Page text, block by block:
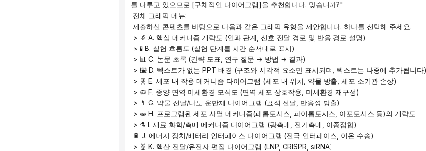
를 다루고 있으므로 [구체적인 다이어그램]을 추천합니다. 맞습니까?"
전체 그래픽 메뉴:
제출하신 콘텐츠를 바탕으로 다음과 같은 그래픽 유형을 제안합니다. 하나를 선택해 주세요.
> 🔬 A. 핵심 메커니즘 개략도 (인과 관계, 신호 전달 경로 및 반응 경로 설명)
> 🧪 B. 실험 흐름도 (실험 단계를 시간 순서대로 표시)
> 📊 C. 논문 초록 (간략 도표, 연구 질문 → 방법 → 결과)
> 🖼️ D. 텍스트가 없는 PPT 배경 (구조와 시각적 요소만 표시되며, 텍스트는 나중에 추가됩니다)
> 🧬 E. 세포 내 작용 메커니즘 다이어그램 (세포 내 위치, 약물 방출, 세포 소기관 손상)
> 🦠 F. 종양 면역 미세환경 모식도 (면역 세포 상호작용, 미세환경 재구성)
> 💊 G. 약물 전달/나노 운반체 다이어그램 (표적 전달, 반응성 방출)
> 🧫 H. 프로그램된 세포 사멸 메커니즘(페롭토시스, 파이롭토시스, 아포토시스 등)의 개략도
> ⚗️ I. 재료 화학/촉매 메커니즘 다이어그램 (광촉매, 전기촉매, 이종접합)
🔋 J. 에너지 장치/배터리 인터페이스 다이어그램 (전극 인터페이스, 이온 수송)
> 🧬 K. 핵산 전달/유전자 편집 다이어그램 (LNP, CRISPR, siRNA)